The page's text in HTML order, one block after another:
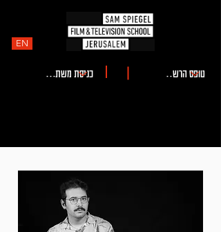
EN